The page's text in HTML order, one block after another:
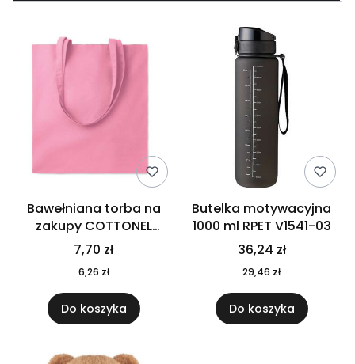
Bawełniana torba na
zakupy COTTONEL
COLOUR++ MO9846-11
7,70 zł
6,26 zł
Do koszyka
Butelka motywacyjna
1000 ml RPET V1541-03
36,24 zł
29,46 zł
Do koszyka